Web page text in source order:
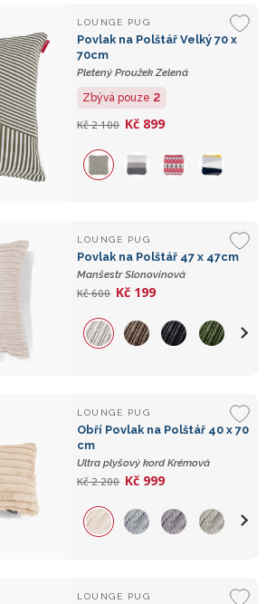
LOUNGE PUG
Povlak na Polštář Velký 70 x
70cm
Pletený Proužek Zelená
Zbývá pouze 2
Kč 2 100 Kč 899
LOUNGE PUG
Povlak na Polštář 47 x 47cm
Manšestr Slonovinová
Kč 600 Kč 199
LOUNGE PUG
Obří Povlak na Polštář 40 x 70
cm
Ultra plyšový kord Krémová
Kč 2 200 Kč 999
LOUNGE PUG